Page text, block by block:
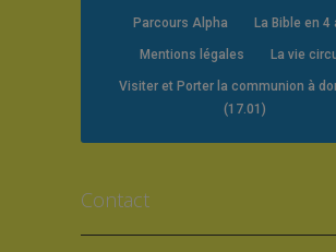
Parcours Alpha La Bible en 4
Mentions légales La vie
Visiter et Porter la communion à
(17.01)
Contact